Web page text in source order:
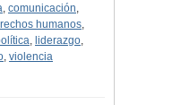
, comunicación,
humanos,
, liderazgo,
, violencia